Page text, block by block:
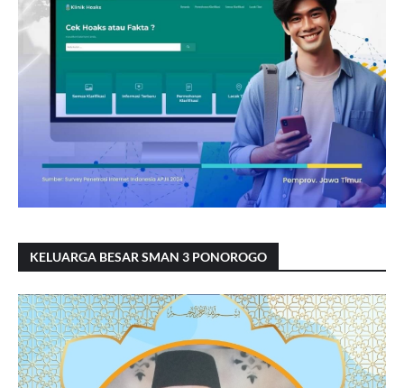
KELUARGA BESAR SMAN 3 PONOROGO